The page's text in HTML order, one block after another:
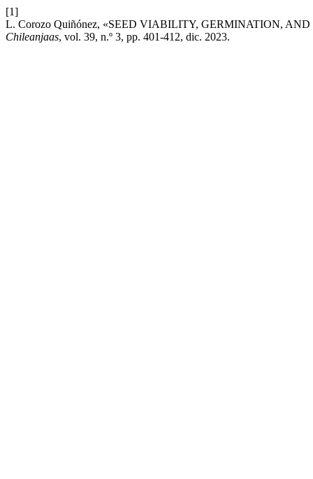
[1]
L. Corozo Quiñónez, «SEED VIABILITY, GERMINATION,
Chileanjaas, vol. 39, n.º 3, pp. 401-412, dic. 2023.